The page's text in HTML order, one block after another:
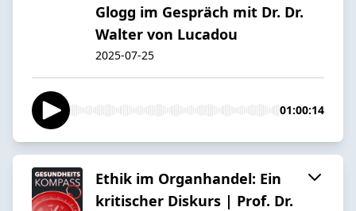
Glogg im Gespräch mit Dr. Dr.
Walter von Lucadou
2025-07-25
01:00:14
Ethik im Organhandel: Ein
kritischer Diskurs | Prof. Dr.